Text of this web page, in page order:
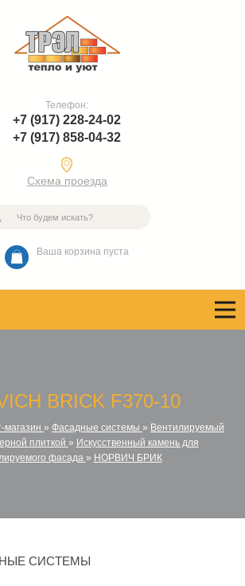
Телефон:
+7 (917) 228-24-02
+7 (917) 858-04-32
Схема проезда
Ваша корзина пуста
BRICK F370-10
магазин » Фасадные системы » Вентилируемый
плиткой » Искусственный камень для
фасада » НОРВИЧ БРИК
СИСТЕМЫ